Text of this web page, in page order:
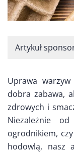
Artykuł
Uprawa
dobra zabawa,
zdrowych i
Niezależnie
ogrodnikiem,
hodowlą, nasz